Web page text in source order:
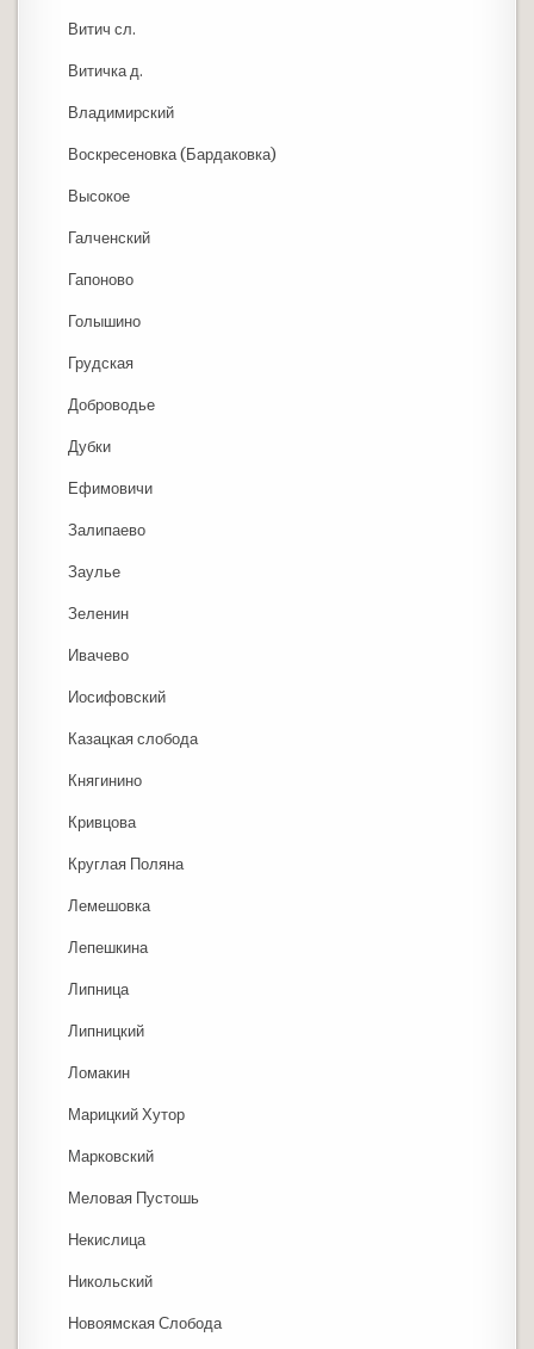
Витич сл.
Витичка д.
Владимирский
Воскресеновка (Бардаковка)
Высокое
Галченский
Гапоново
Голышино
Грудская
Доброводье
Дубки
Ефимовичи
Залипаево
Заулье
Зеленин
Ивачево
Иосифовский
Казацкая слобода
Княгинино
Кривцова
Круглая Поляна
Лемешовка
Лепешкина
Липница
Липницкий
Ломакин
Марицкий Хутор
Марковский
Меловая Пустошь
Некислица
Никольский
Новоямская Слобода